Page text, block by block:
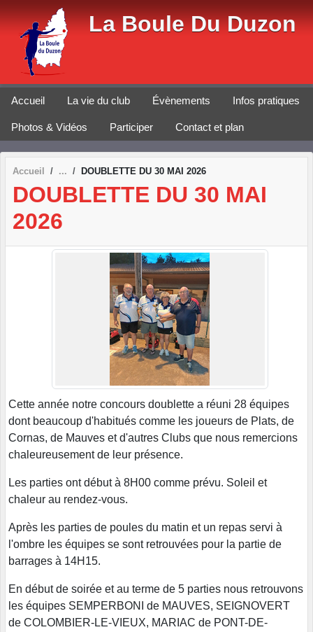
La Boule Du Duzon
Accueil La vie du club Évènements Infos pratiques
Photos & Vidéos Participer Contact et plan
Accueil DOUBLETTE DU 30 MAI 2026
DOUBLETTE DU 30 MAI
2026
Cette année notre concours doublette a réuni 28 équipes
dont beaucoup d'habitués comme les joueurs de Plats, de
Cornas, de Mauves et d'autres Clubs que nous remercions
chaleureusement de leur présence.
Les parties ont début à 8H00 comme prévu. Soleil et
chaleur au rendez-vous.
Après les parties de poules du matin et un repas servi à
l'ombre les équipes se sont retrouvées pour la partie de
barrages à 14H15.
En début de soirée et au terme de 5 parties nous retrouvons
les équipes SEMPERBONI de MAUVES, SEIGNOVERT
de COLOMBIER-LE-VIEUX, MARIAC de PONT-DE-
Panneau de gestion des cookies